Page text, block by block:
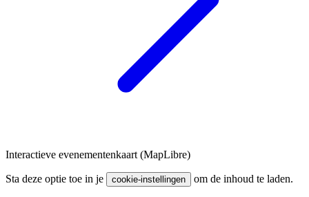
Interactieve evenementenkaart (MapLibre)
Sta deze optie toe in je cookie-instellingen om de inhoud te laden.